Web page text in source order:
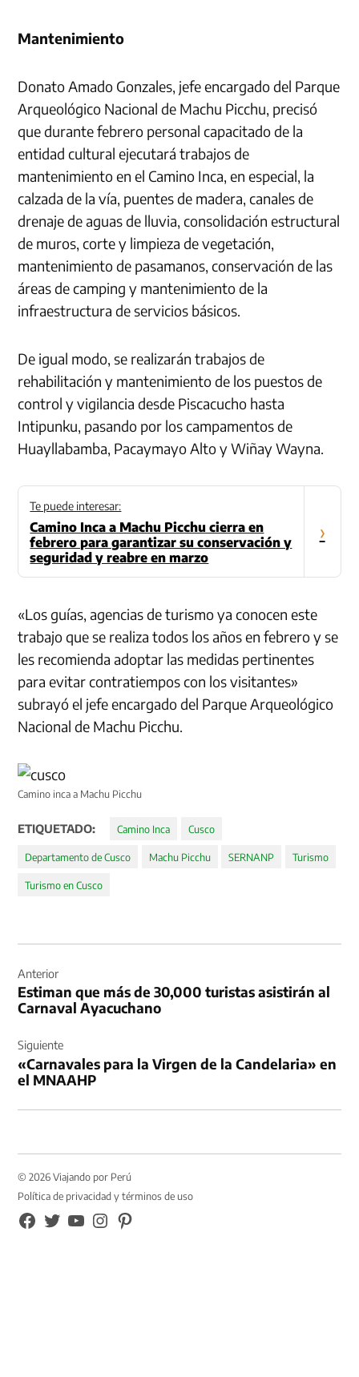
Mantenimiento
Donato Amado Gonzales, jefe encargado del Parque
Arqueológico Nacional de Machu Picchu, precisó
que durante febrero personal capacitado de la
entidad cultural ejecutará trabajos de
mantenimiento en el Camino Inca, en especial, la
calzada de la vía, puentes de madera, canales de
drenaje de aguas de lluvia, consolidación estructural
de muros, corte y limpieza de vegetación,
mantenimiento de pasamanos, conservación de las
áreas de camping y mantenimiento de la
infraestructura de servicios básicos.
De igual modo, se realizarán trabajos de
rehabilitación y mantenimiento de los puestos de
control y vigilancia desde Piscacucho hasta
Intipunku, pasando por los campamentos de
Huayllabamba, Pacaymayo Alto y Wiñay Wayna.
Te puede interesar:
Camino Inca a Machu Picchu cierra en
febrero para garantizar su conservación y
seguridad y reabre en marzo
›
«Los guías, agencias de turismo ya conocen este
trabajo que se realiza todos los años en febrero y se
les recomienda adoptar las medidas pertinentes
para evitar contratiempos con los visitantes»
subrayó el jefe encargado del Parque Arqueológico
Nacional de Machu Picchu.
Camino inca a Machu Picchu
ETIQUETADO: Camino Inca Cusco
Departamento de Cusco Machu Picchu SERNANP Turismo
Turismo en Cusco
de
entradas
Anterior
Estiman que más de 30,000 turistas asistirán al
Carnaval Ayacuchano
Siguiente
«Carnavales para la Virgen de la Candelaria» en
el MNAAHP
© 2026 Viajando por Perú
Política de privacidad y términos de uso
FB
TW YouTubeInstagramPinterest